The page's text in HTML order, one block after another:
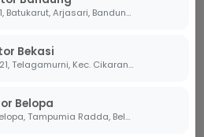
Jl. Raya Banjaran No.631, Batukarut, Arjasari, Bandung, Jawa Barat 40379
Bekasi
Jl. Raya Imam Bonjol No.21, Telagamurni, Kec. Cikarang Barat, Bekasi Jawa Barat 17530.
Belopa
Jl. Topoka, Tanamanai, Belopa, Tampumia Radda, Belopa, Kabupaten Luwu, Sulawesi Selatan 91994
daya berlangsung
Daya:Fitur ini sangat
sehingga saat Sobi